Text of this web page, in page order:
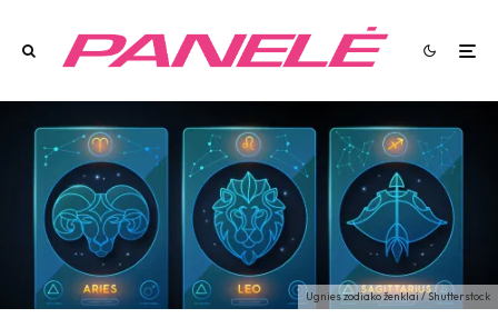
Ugnies zodiako ženklai / Shutterstock